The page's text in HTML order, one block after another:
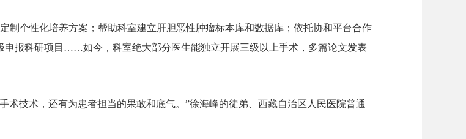
制个性化培养方案；帮助科室建立肝胆恶性肿瘤标本库和数据库；依托协和平台合作
申报科研项目……如今，科室绝大部分医生能独立开展三级以上手术，多篇论文发表
术技术，还有为患者担当的果敢和底气。”徐海峰的徒弟、西藏自治区人民医院普通